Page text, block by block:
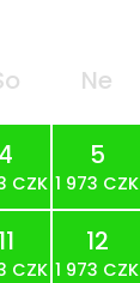
Ne
4
CZK
5
1 973 CZK
11
CZK
12
1 973 CZK